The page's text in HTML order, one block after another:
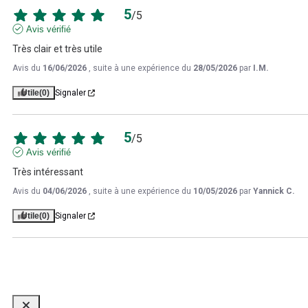
5/5
Avis vérifié
Très clair et très utile
Avis du 16/06/2026 , suite à une expérience du 28/05/2026 par I.M.
Utile(0) Signaler
5/5
Avis vérifié
Très intéressant
Avis du 04/06/2026 , suite à une expérience du 10/05/2026 par Yannick C.
Utile(0) Signaler